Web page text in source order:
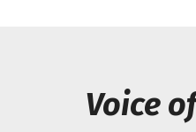
Voice